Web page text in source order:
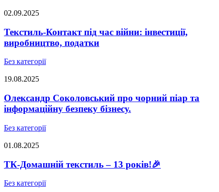
02.09.2025
Текстиль-Контакт під час війни: інвестиції,
виробництво, податки
Без категорії
19.08.2025
Олександр Соколовський про чорний піар та
інформаційну безпеку бізнесу.
Без категорії
01.08.2025
ТК-Домашній текстиль – 13 років!🎉
Без категорії